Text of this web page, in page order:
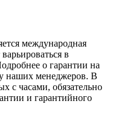
международная
в
о гарантии на
наших менеджеров. В
с часами, обязательно
и гарантийного